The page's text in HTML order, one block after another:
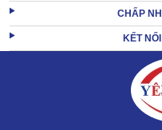
CHẤP
KẾT